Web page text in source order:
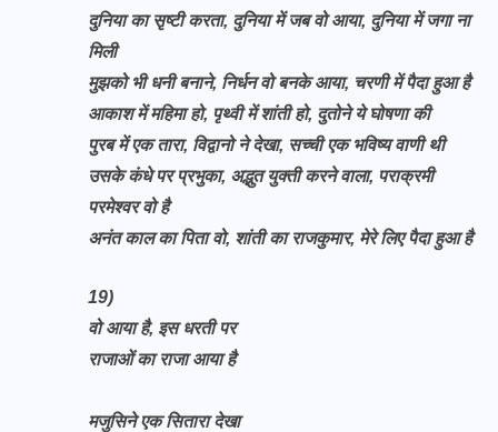
दुनिया का सृष्टी करता, दुनिया में जब वो आया, दुनिया में जगा ना
मिली
मुझको भी धनी बनाने, निर्धन वो बनके आया, चरणी में पैदा हुआ है
आकाश में महिमा हो, पृथ्वी में शांती हो, दुतोने ये घोषणा की
पुरब में एक तारा, विद्वानो ने देखा, सच्ची एक भविष्य वाणी थी
उसके कंधे पर प्रभुका, अद्भुत युक्ती करने वाला, पराक्रमी
परमेश्वर वो है
अनंत काल का पिता वो, शांती का राजकुमार, मेरे लिए पैदा हुआ है
19)
वो आया है, इस धरती पर
राजाओं का राजा आया है
मजुसिने एक सितारा देखा